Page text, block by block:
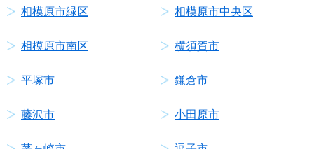
相模原市緑区 相模原市中央区
相模原市南区 横須賀市
平塚市 鎌倉市
藤沢市 小田原市